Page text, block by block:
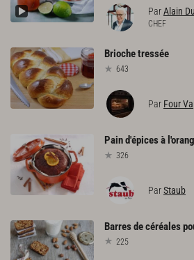
ParAlain
CHEF
Briochetressée
643
Par Four
Paind'épicesà
326
ParStaub
Barresdecéréales
225